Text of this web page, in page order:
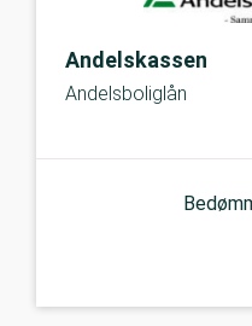
Andelskassen
Andelsboliglån